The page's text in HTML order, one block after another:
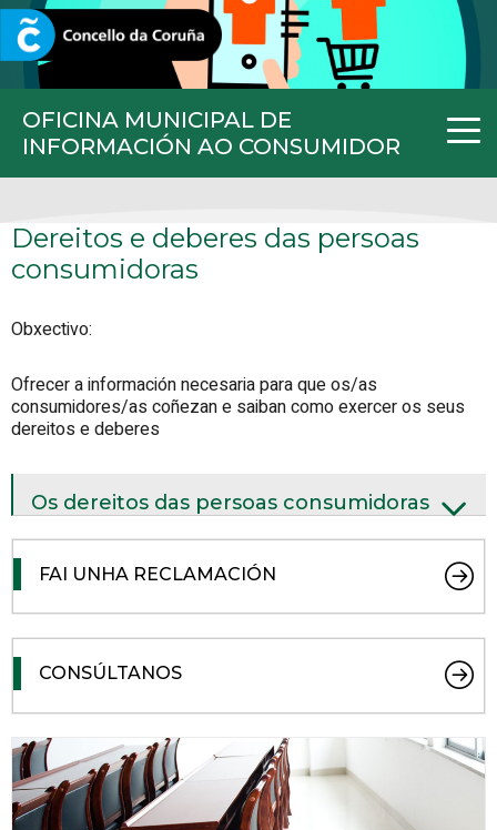
OFICINA MUNICIPAL DE
INFORMACIÓN AO CONSUMIDOR
CORUNA.GAL
Dereitos e deberes das persoas
consumidoras
Obxectivo:
Ofrecer a información necesaria para que os/as
consumidores/as coñezan e saiban como exercer os seus
dereitos e deberes
Os dereitos das persoas consumidoras
FAI UNHA RECLAMACIÓN
CONSÚLTANOS